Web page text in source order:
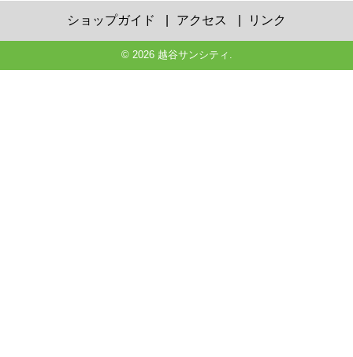
ショップガイド アクセス リンク
© 2026 越谷サンシティ